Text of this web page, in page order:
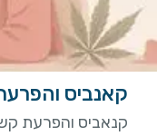
קאנביס
קנאביס והפרעת